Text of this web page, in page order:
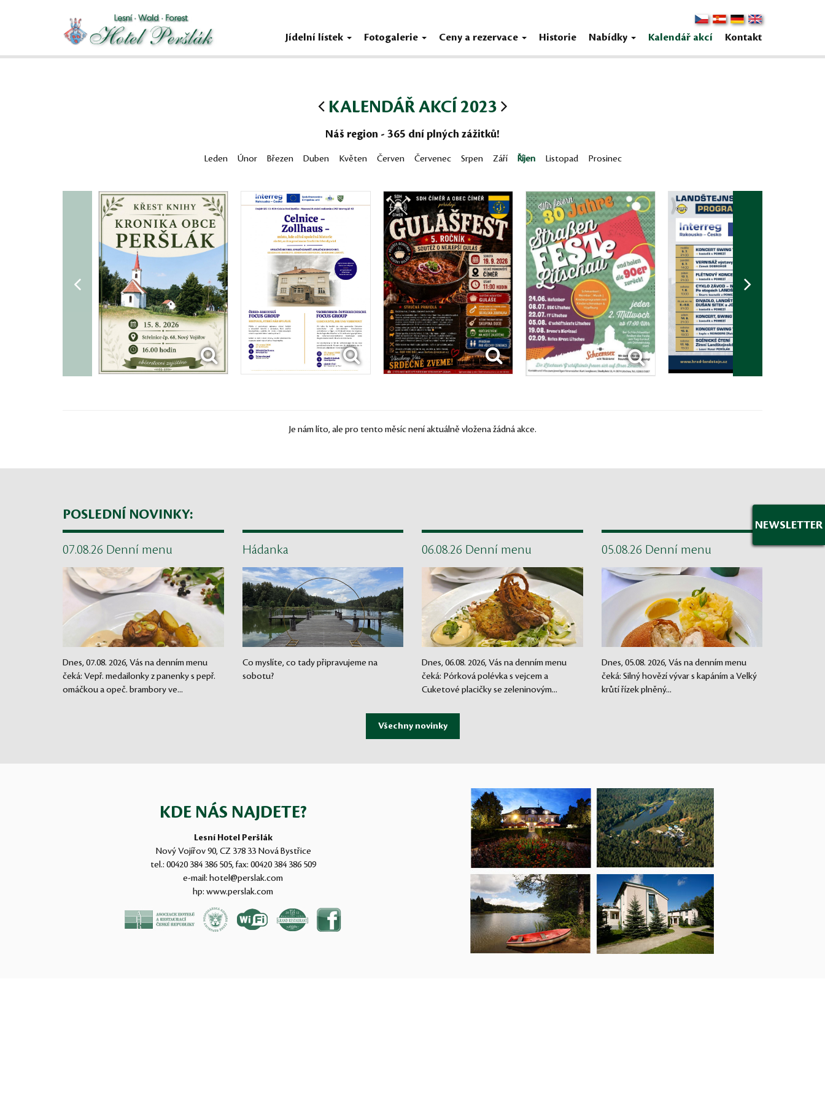
Jídelní lístek Fotogalerie Ceny a rezervace Historie Nabídky Kalendář akcí Kontakt
KALENDÁŘ AKCÍ 2023
Náš region - 365 dní plných zážitků!
Leden Únor Březen Duben Květen Červen Červenec Srpen Září Říjen Listopad Prosinec
Je nám líto, ale pro tento měsíc není aktuálně vložena žádná akce.
POSLEDNÍ NOVINKY:
07.08.26 Denní menu
Dnes, 07.08. 2026, Vás na denním menu
čeká: Vepř. medailonky z panenky s pepř.
omáčkou a opeč. brambory ve...
Hádanka
Co myslíte, co tady připravujeme na
sobotu?
06.08.26 Denní menu
Dnes, 06.08. 2026, Vás na denním menu
čeká: Pórková polévka s vejcem a
Cuketové placičky se zeleninovým...
05.08.26 Denní menu
Dnes, 05.08. 2026, Vás na denním menu
čeká: Silný hovězí vývar s kapáním a Velký
krůtí řízek plněný...
KDE NÁS NAJDETE?
Lesní Hotel Peršlák
Nový Vojířov 90, CZ 378 33 Nová Bystřice
tel.: 00420 384 386 505, fax: 00420 384 386 509
e-mail: hotel@perslak.com
hp: www.perslak.com
NEWSLETTER